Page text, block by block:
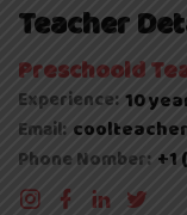
Teacher
Preschoold
Experience: 10
Email:
Phone Nomber: +1